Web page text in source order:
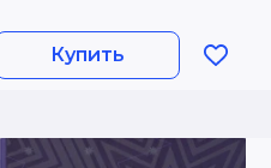
Купить